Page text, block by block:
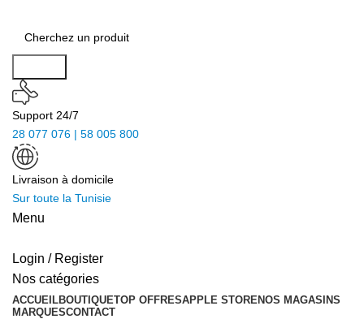
Support 24/7
28 077 076 | 58 005 800
Livraison à domicile
Sur toute la Tunisie
Menu
Login / Register
Nos catégories
ACCUEILBOUTIQUETOP OFFRESAPPLE STORENOS MAGASINS
MARQUESCONTACT